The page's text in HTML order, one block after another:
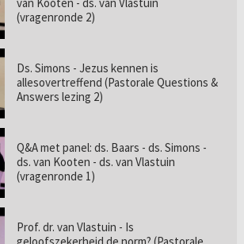
van Kooten - ds. van Vlastuin
(vragenronde 2)
Ds. Simons - Jezus kennen is
allesovertreffend (Pastorale Questions &
Answers lezing 2)
Q&A met panel: ds. Baars - ds. Simons -
ds. van Kooten - ds. van Vlastuin
(vragenronde 1)
Prof. dr. van Vlastuin - Is
geloofszekerheid de norm? (Pastorale